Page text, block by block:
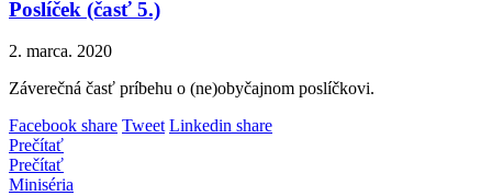
Poslíček (časť 5.)
2. marca. 2020
Záverečná časť príbehu o (ne)obyčajnom poslíčkovi.
Facebook share Tweet Linkedin share
Prečítať
Prečítať
Miniséria